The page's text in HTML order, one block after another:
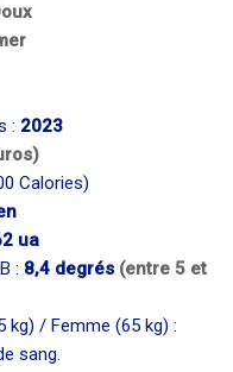
: 2023
Calories)
ua
: 8,4 degrés (entre 5 et
kg) / Femme (65 kg) :
sang.